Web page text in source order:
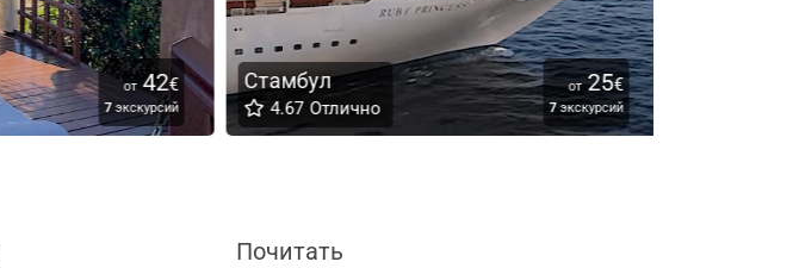
от42€
7экскурсий
Стамбул
4.67 Отлично
от25€
7экскурсий
Почитать